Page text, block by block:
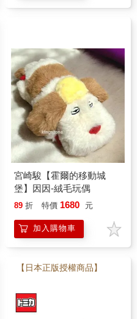
宮崎駿【霍爾的移動城
堡】因因-絨毛玩偶
89 折 特價 1680 元
加入購物車
【日本正版授權商品】